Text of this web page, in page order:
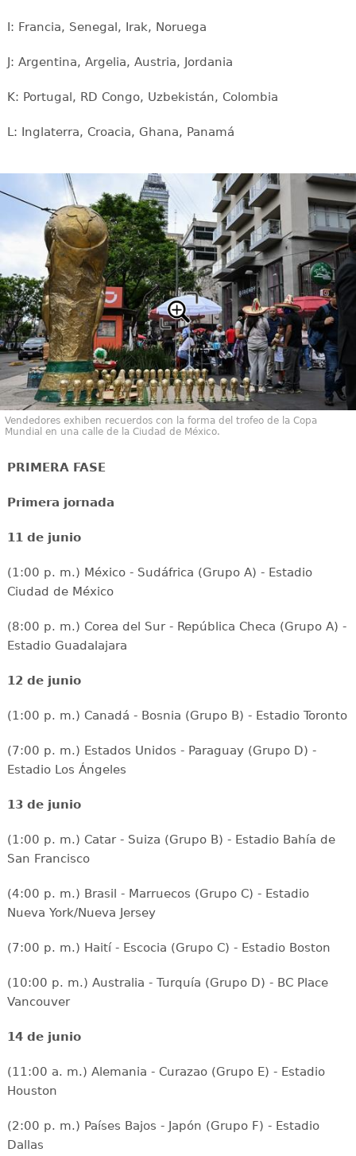
I: Francia, Senegal, Irak, Noruega
J: Argentina, Argelia, Austria, Jordania
K: Portugal, RD Congo, Uzbekistán, Colombia
L: Inglaterra, Croacia, Ghana, Panamá
Vendedores exhiben recuerdos con la forma del trofeo de la Copa
Mundial en una calle de la Ciudad de México.
PRIMERA FASE
Primera jornada
11 de junio
(1:00 p. m.) México - Sudáfrica (Grupo A) - Estadio
Ciudad de México
(8:00 p. m.) Corea del Sur - República Checa (Grupo A) -
Estadio Guadalajara
12 de junio
(1:00 p. m.) Canadá - Bosnia (Grupo B) - Estadio Toronto
(7:00 p. m.) Estados Unidos - Paraguay (Grupo D) -
Estadio Los Ángeles
13 de junio
(1:00 p. m.) Catar - Suiza (Grupo B) - Estadio Bahía de
San Francisco
(4:00 p. m.) Brasil - Marruecos (Grupo C) - Estadio
Nueva York/Nueva Jersey
(7:00 p. m.) Haití - Escocia (Grupo C) - Estadio Boston
(10:00 p. m.) Australia - Turquía (Grupo D) - BC Place
Vancouver
14 de junio
(11:00 a. m.) Alemania - Curazao (Grupo E) - Estadio
Houston
(2:00 p. m.) Países Bajos - Japón (Grupo F) - Estadio
Dallas